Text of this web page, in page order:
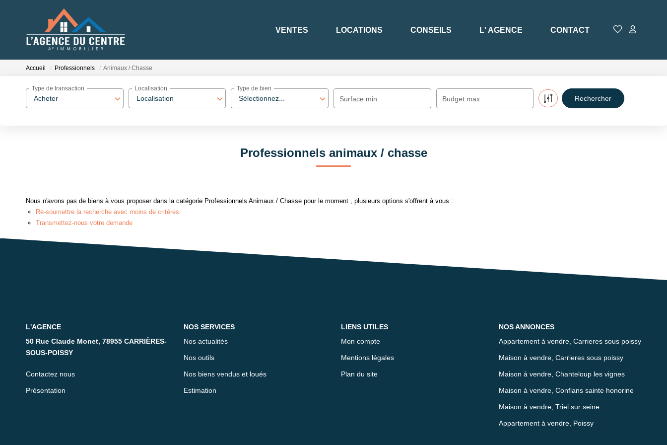
VENTES LOCATIONS CONSEILS L' AGENCE CONTACT
Accueil Professionnels Animaux / Chasse
Acheter
Type de transaction
Localisation
Localisation
Sélectionnez...
Type de bien
Surface min Budget max
Professionnels animaux / chasse
Nous n'avons pas de biens à vous proposer dans la catégorie Professionnels Animaux / Chasse pour le moment , plusieurs options s'offrent à vous :
Re-soumettre la recherche avec moins de critères.
Transmettez-nous votre demande
L'AGENCE
50 Rue Claude Monet, 78955 CARRIÈRES-
SOUS-POISSY
Contactez nous
Présentation
NOS SERVICES
Nos actualités
Nos outils
Nos biens vendus et loués
Estimation
LIENS UTILES
Mon compte
Mentions légales
Plan du site
NOS ANNONCES
Appartement à vendre, Carrieres sous poissy
Maison à vendre, Carrieres sous poissy
Maison à vendre, Chanteloup les vignes
Maison à vendre, Conflans sainte honorine
Maison à vendre, Triel sur seine
Appartement à vendre, Poissy